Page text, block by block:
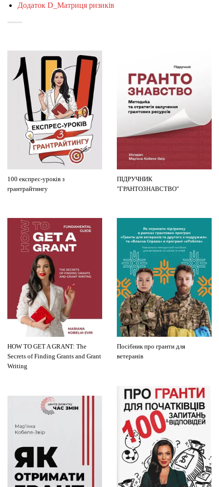
Додаток D_Матриця ризиків
100 експрес-уроків з
грантрайтингу
ПІДРУЧНИК
"ГРАНТОЗНАВСТВО"
HOW TO GET A GRANT: The
Secrets of Finding Grants and Grant
Writing
Посібник про гранти для
ветеранів